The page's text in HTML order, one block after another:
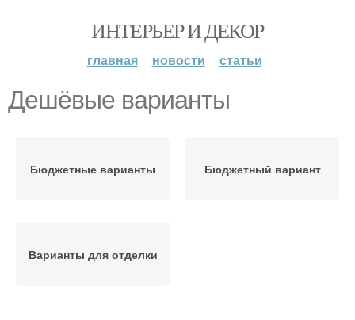
ИНТЕРЬЕР И ДЕКОР
главная новости статьи
Дешёвые варианты
Бюджетные варианты Бюджетный вариант
Варианты для отделки